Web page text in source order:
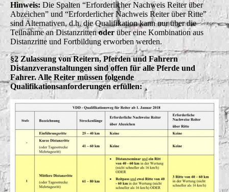
Hinweis: Die Spalten “Erforderlicher Nachweis Reiter über
Abzeichen” und “Erforderlicher Nachweis Reiter über Ritte”
sind Alternativen, d.h. die Qualifikation kann nur über die
Teilnahme an Distanzrittenoder über eine Kombination aus
Distanzritte und Fortbildung erworben werden.
§2 Zulassung von Reitern, Pferden und Fahrern
Distanzveranstaltungen sind offen für alle Pferde und
Fahrer. Alle Reiter müssen folgende
Qualifikationsanforderungen erfüllen: